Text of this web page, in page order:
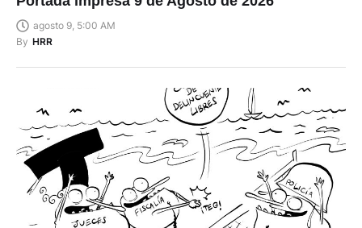
Portada impresa 9 de Agosto de 2026
agosto 9, 5:00 AM
By